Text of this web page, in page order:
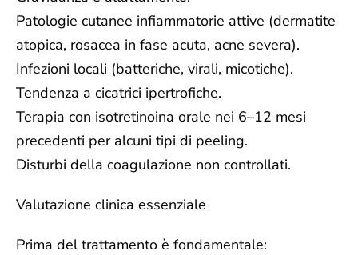
Patologie cutanee infiammatorie attive (dermatite
atopica, rosacea in fase acuta, acne severa).
Infezioni locali (batteriche, virali, micotiche).
Tendenza a cicatrici ipertrofiche.
Terapia con isotretinoina orale nei 6–12 mesi
precedenti per alcuni tipi di peeling.
Disturbi della coagulazione non controllati.
Valutazione clinica essenziale
Prima del trattamento è fondamentale: